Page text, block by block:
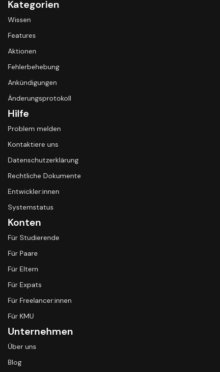
Kategorien
Wissen
Features
Aktionen
Fehlerbehebung
Ankündigungen
Änderungsprotokoll
Hilfe
Problem melden
Kontaktiere uns
Datenschutzerklärung
Rechtliche Dokumente
Entwickler:innen
Systemstatus
Konten
Für Studierende
Für Paare
Für Eltern
Für Expats
Für Freelancer:innen
Für KMU
Unternehmen
Über uns
Blog